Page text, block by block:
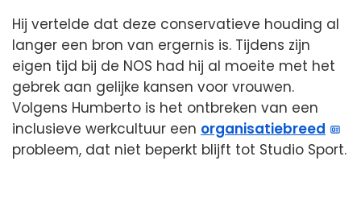
Hij vertelde dat deze conservatieve houding al
langer een bron van ergernis is. Tijdens zijn
eigen tijd bij de NOS had hij al moeite met het
gebrek aan gelijke kansen voor vrouwen.
Volgens Humberto is het ontbreken van een
inclusieve werkcultuur een organisatiebreed
probleem, dat niet beperkt blijft tot Studio Sport.